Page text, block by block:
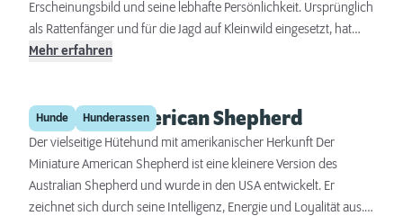
Erscheinungsbild und seine lebhafte Persönlichkeit. Ursprünglich
als Rattenfänger und für die Jagd auf Kleinwild eingesetzt, hat
sich diese Rasse zu einem anpassungsfähigen und liebevollen
Begleiter.
Mehr erfahren
Hunde Hunderassen
Miniature American Shepherd
Der vielseitige Hütehund mit amerikanischer Herkunft Der
Miniature American Shepherd ist eine kleinere Version des
Australian Shepherd und wurde in den USA entwickelt. Er
zeichnet sich durch seine Intelligenz, Energie und Loyalität aus.